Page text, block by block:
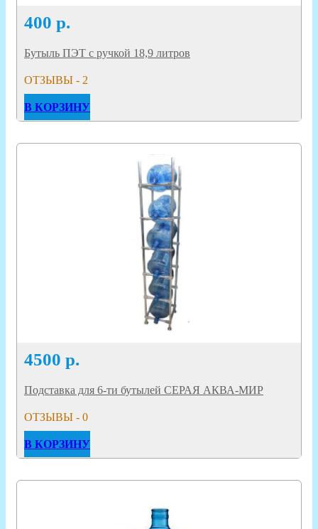
400 р.
Бутыль ПЭТ с ручкой 18,9 литров
ОТЗЫВЫ - 2
В КОРЗИНУ
4500 р.
Подставка для 6-ти бутылей СЕРАЯ АКВА-МИР
ОТЗЫВЫ - 0
В КОРЗИНУ